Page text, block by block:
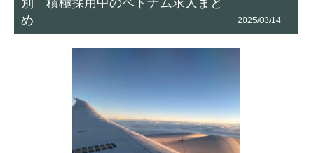
別 積極採用中のベトナム求人まと
め
2025/03/14